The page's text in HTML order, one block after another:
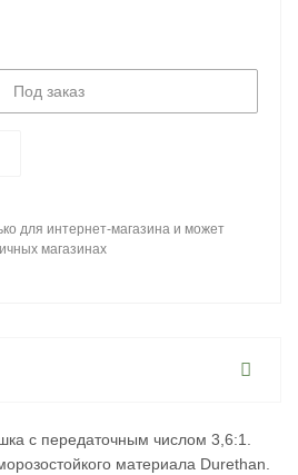
Под заказ
для интернет-магазина и может
магазинах
с передаточным числом 3,6:1.
материала Durethan.